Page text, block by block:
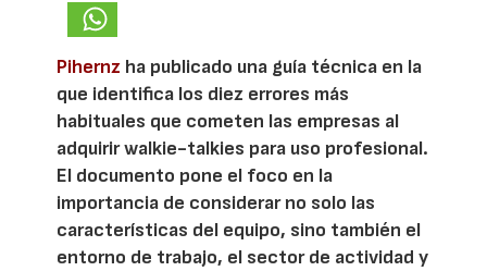
Pihernz ha publicado una guía técnica en la
que identifica los diez errores más
habituales que cometen las empresas al
adquirir walkie-talkies para uso profesional.
El documento pone el foco en la
importancia de considerar no solo las
características del equipo, sino también el
entorno de trabajo, el sector de actividad y